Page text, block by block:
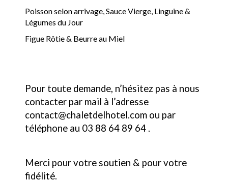
Poisson selon arrivage, Sauce Vierge, Linguine &
Légumes du Jour
Figue Rôtie & Beurre au Miel
Pour toute demande, n’hésitez pas à nous
contacter par mail à l’adresse
contact@chaletdelhotel.com ou par
téléphone au 03 88 64 89 64 .
Merci pour votre soutien & pour votre
fidélité.